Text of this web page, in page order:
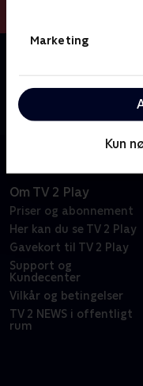
Marketing
Kun
vennerne Hache og
kvarter Malasaña i
Om TV 2 Play
Priser og abonnement
Her kan du se TV 2 Play
Gavekort til TV 2 Play
Support og
Kundecenter
Vilkår og betingelser
TV 2 NEWS i offentligt
rum